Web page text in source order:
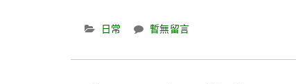
網
Categories:
日常 暫無留言